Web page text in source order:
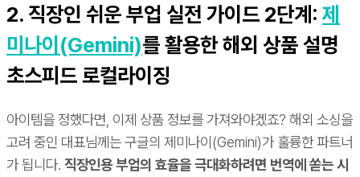
2. 직장인 쉬운 부업 실전 가이드 2단계: 제
미나이(Gemini)를 활용한 해외 상품 설명
초스피드 로컬라이징
아이템을 정했다면, 이제 상품 정보를 가져와야겠죠? 해외 소싱을
고려 중인 대표님께는 구글의 제미나이(Gemini)가 훌륭한 파트너
가 됩니다. 직장인용 부업의 효율을 극대화하려면 번역에 쏟는 시